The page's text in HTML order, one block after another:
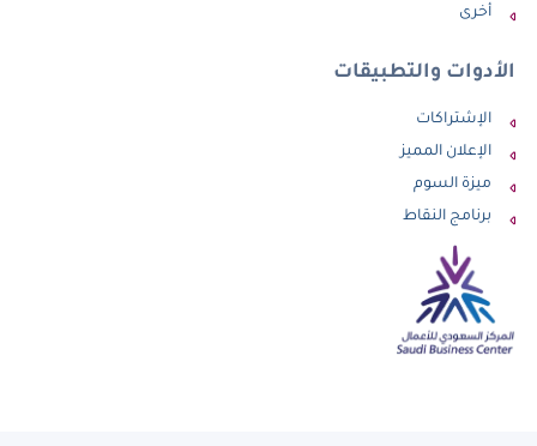
أخرى
الأدوات والتطبيقات
الإشتراكات
الإعلان المميز
ميزة السوم
برنامج النقاط